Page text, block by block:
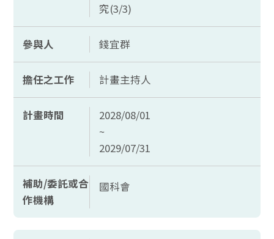
究(3/3)
參與人 錢宜群
擔任之工作 計畫主持人
計畫時間
2028/08/01
~
2029/07/31
補助/委託或合
作機構
國科會